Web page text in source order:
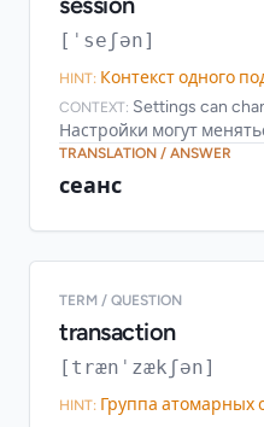
[ˈseʃən]
HINT: Контекст одного
CONTEXT: Settings can
Настройки могут
TRANSLATION / ANSWER
сеанс
TERM / QUESTION
transaction
[trænˈzækʃən]
HINT: Группа атомарных